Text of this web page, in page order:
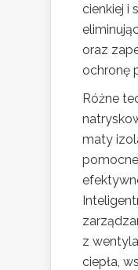
cienkiej i
oraz
ochronę
Różne
maty
z
ciepła,